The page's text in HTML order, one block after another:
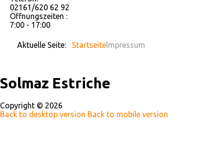
02161/620 62 92
Öffnungszeiten :
7:00 - 17:00
Aktuelle Seite: StartseiteImpressum
Solmaz Estriche
Copyright © 2026
Back to desktop version Back to mobile version